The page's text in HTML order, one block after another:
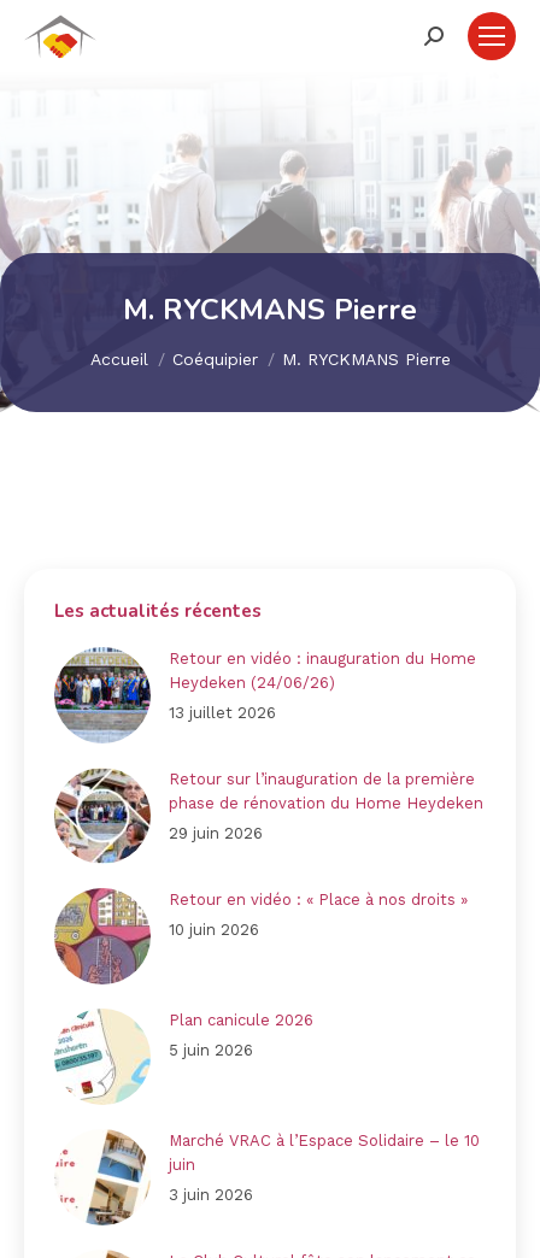
Recherche
M. RYCKMANS Pierre
Accueil Coéquipier M. RYCKMANS Pierre
Les actualités récentes
Retour en vidéo : inauguration du Home
Heydeken (24/06/26)
13 juillet 2026
Retour sur l’inauguration de la première
phase de rénovation du Home Heydeken
29 juin 2026
Retour en vidéo : « Place à nos droits »
10 juin 2026
Plan canicule 2026
5 juin 2026
Marché VRAC à l’Espace Solidaire – le 10
juin
3 juin 2026